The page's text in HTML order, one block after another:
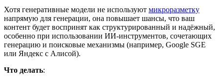
Хотя генеративные модели не используют микроразметку
напрямую для генерации, она повышает шансы, что ваш
контент будет воспринят как структурированный и надёжный,
особенно при использовании ИИ-инструментов, сочетающих
генерацию и поисковые механизмы (например, Google SGE
или Яндекс с Алисой).
Что делать: